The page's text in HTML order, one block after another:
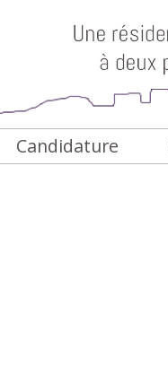
Candidature